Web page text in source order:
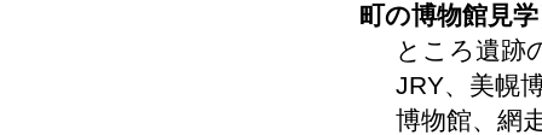
町の博物館見
ところ遺跡
JRY、美幌
博物館、網